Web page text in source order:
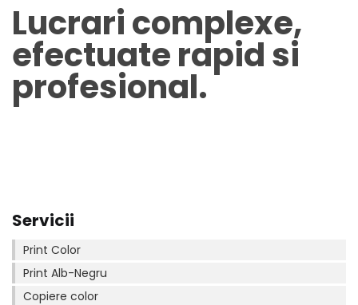
Lost password?
Lucrari complexe,
efectuate rapid si
profesional.
Servicii
Print Color
Print Alb-Negru
Copiere color